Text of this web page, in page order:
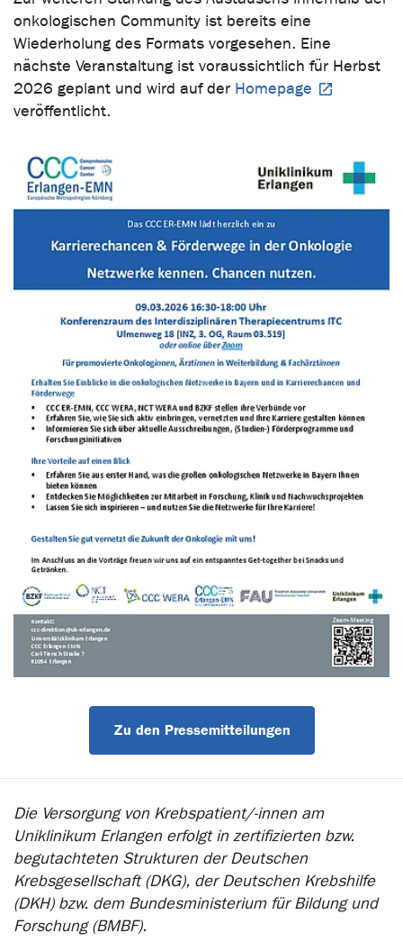
onkologischen Community ist bereits eine
Wiederholung des Formats vorgesehen. Eine
nächste Veranstaltung ist voraussichtlich für Herbst
2026 geplant und wird auf der Homepage
veröffentlicht.
Zu den Pressemitteilungen
Die Versorgung von Krebspatient/-innen am
Uniklinikum Erlangen erfolgt in zertifizierten bzw.
begutachteten Strukturen der Deutschen
Krebsgesellschaft (DKG), der Deutschen Krebshilfe
(DKH) bzw. dem Bundesministerium für Bildung und
Forschung (BMBF).